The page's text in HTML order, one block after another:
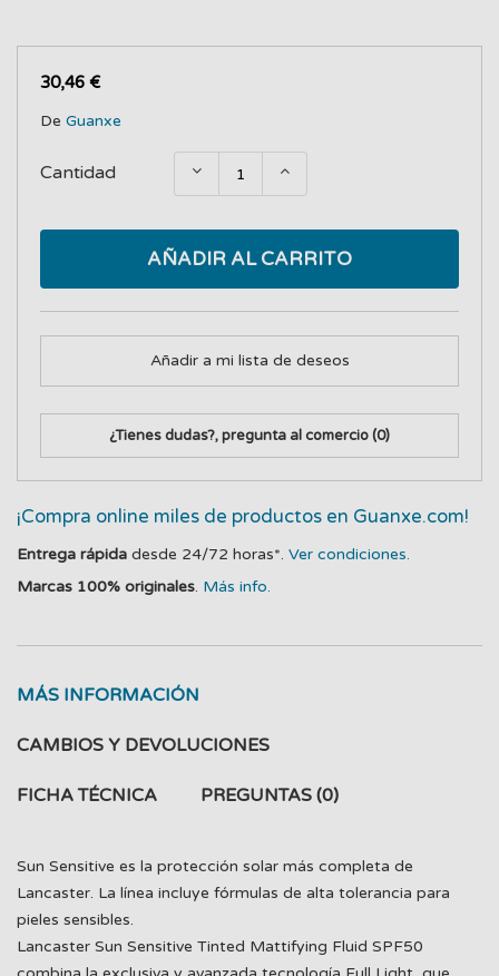
30,46 €
De Guanxe
Cantidad
AÑADIR AL CARRITO
Añadir a mi lista de deseos
¿Tienes dudas?, pregunta al comercio(0)
¡Compra online miles de productos en Guanxe.com!
Entrega rápida desde 24/72 horas*. Ver condiciones.
Marcas 100% originales. Más info.
MÁS INFORMACIÓN
CAMBIOS Y DEVOLUCIONES
FICHA TÉCNICA PREGUNTAS (0)
Sun Sensitive es la protección solar más completa de
Lancaster. La línea incluye fórmulas de alta tolerancia para
pieles sensibles.
Lancaster Sun Sensitive Tinted Mattifying Fluid SPF50